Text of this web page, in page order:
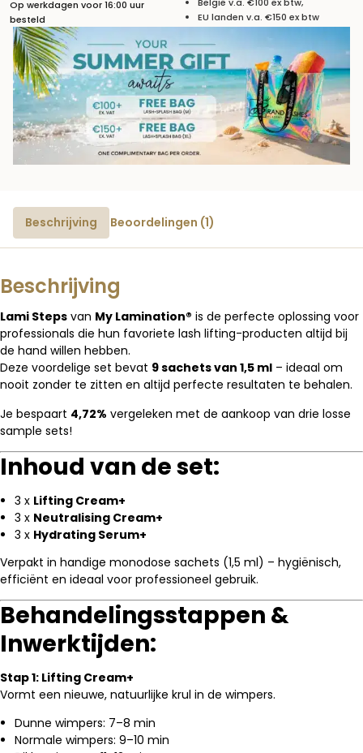
Op werkdagen voor 16:00 uur
besteld
België v.a. €100 ex btw,
EU landen v.a. €150 ex btw
Beschrijving Beoordelingen (1)
Beschrijving
Lami Steps van My Lamination® is de perfecte oplossing voor
professionals die hun favoriete lash lifting-producten altijd bij
de hand willen hebben.
Deze voordelige set bevat 9 sachets van 1,5 ml – ideaal om
nooit zonder te zitten en altijd perfecte resultaten te behalen.
Je bespaart 4,72% vergeleken met de aankoop van drie losse
sample sets!
Inhoud van de set:
3 x Lifting Cream+
3 x Neutralising Cream+
3 x Hydrating Serum+
Verpakt in handige monodose sachets (1,5 ml) – hygiënisch,
efficiënt en ideaal voor professioneel gebruik.
Behandelingsstappen &
Inwerktijden:
Stap 1: Lifting Cream+
Vormt een nieuwe, natuurlijke krul in de wimpers.
Dunne wimpers: 7–8 min
Normale wimpers: 9–10 min